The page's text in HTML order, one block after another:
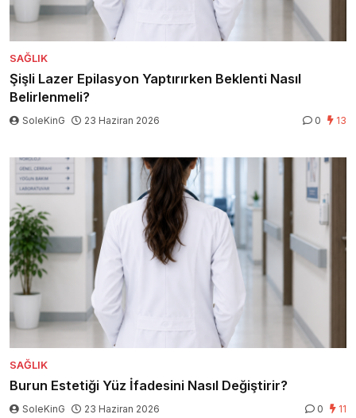
SAĞLIK
Şişli Lazer Epilasyon Yaptırırken Beklenti Nasıl
Belirlenmeli?
SoleKinG 23 Haziran 2026 0 13
SAĞLIK
Burun Estetiği Yüz İfadesini Nasıl Değiştirir?
SoleKinG 23 Haziran 2026 0 11